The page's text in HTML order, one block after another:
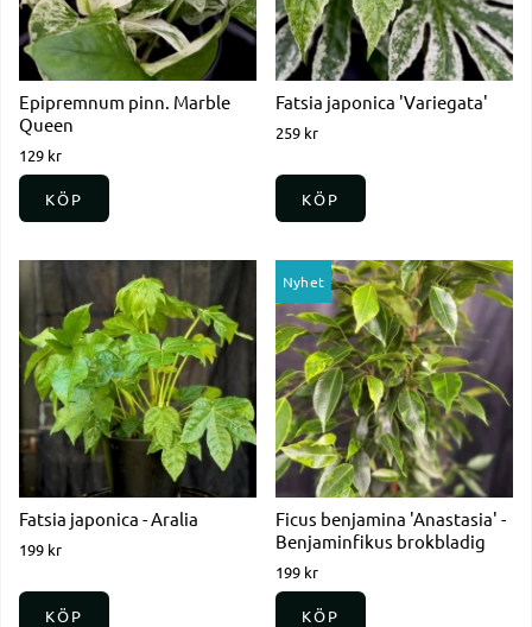
Epipremnum pinn. Marble
Queen
129 kr
KÖP
Fatsia japonica 'Variegata'
259 kr
KÖP
Fatsia japonica - Aralia
199 kr
KÖP
Nyhet
Ficus benjamina 'Anastasia' -
Benjaminfikus brokbladig
199 kr
KÖP